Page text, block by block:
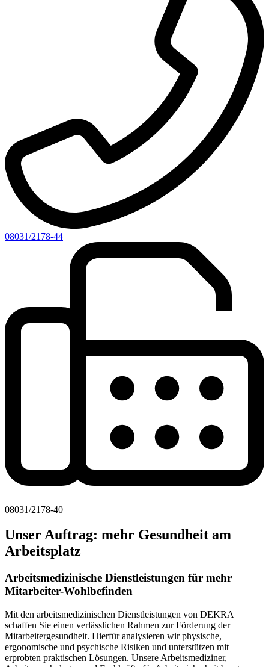
08031/2178-44
08031/2178-40
Unser Auftrag: mehr Gesundheit am
Arbeitsplatz
Arbeitsmedizinische Dienstleistungen für mehr
Mitarbeiter-Wohlbefinden
Mit den arbeitsmedizinischen Dienstleistungen von DEKRA
schaffen Sie einen verlässlichen Rahmen zur Förderung der
Mitarbeitergesundheit. Hierfür analysieren wir physische,
ergonomische und psychische Risiken und unterstützen mit
erprobten praktischen Lösungen. Unsere Arbeitsmediziner,